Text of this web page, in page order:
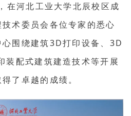
在河北工业大学北辰校区成
术委员会各位专家的悉心
围绕建筑3D打印设备、3D
装配式建筑建造技术等开展
了卓越的成绩。